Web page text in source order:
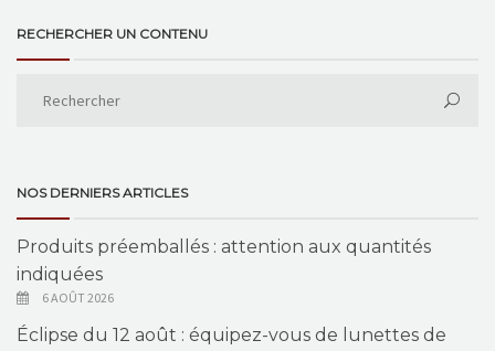
RECHERCHER UN CONTENU
NOS DERNIERS ARTICLES
Produits préemballés : attention aux quantités
indiquées
6 AOÛT 2026
Éclipse du 12 août : équipez-vous de lunettes de